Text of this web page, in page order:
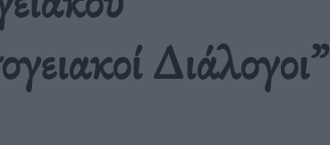
Διάλογοι”